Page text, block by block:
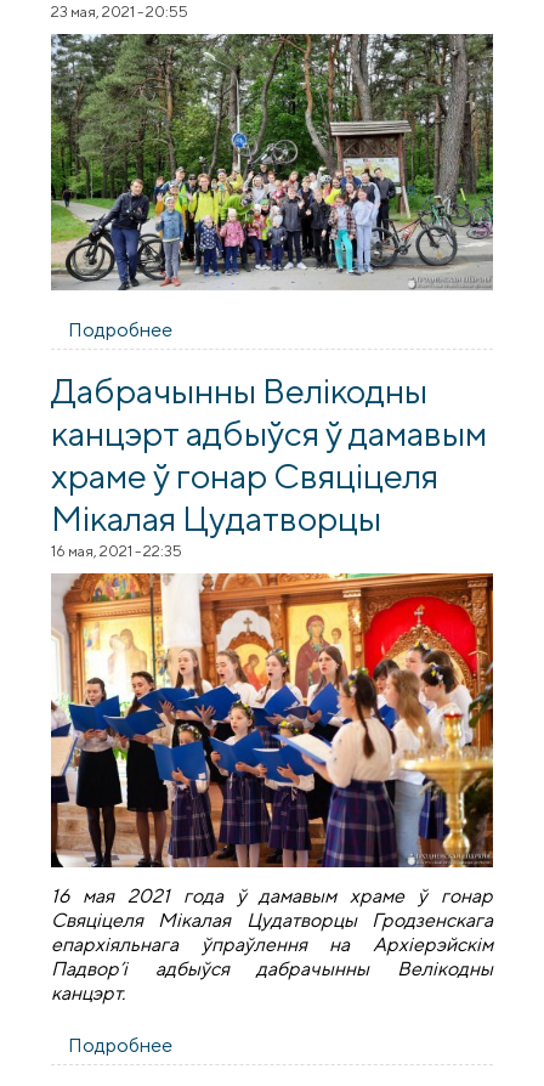
23 мая, 2021 - 20:55
Подробнее
"Васильки" организовали спортивно-
досуговое мероприятие для детей-
сирот
Дабрачынны Велікодны
канцэрт адбыўся ў дамавым
храме ў гонар Свяціцеля
Мікалая Цудатворцы
16 мая, 2021 - 22:35
16 мая 2021 года ў дамавым храме ў гонар
Свяціцеля Мікалая Цудатворцы Гродзенскага
епархіяльнага ўпраўлення на Архіерэйскім
Падвор’і адбыўся дабрачынны Велікодны
канцэрт.
Подробнее
адбыўся ў дамавым храме ў гонар